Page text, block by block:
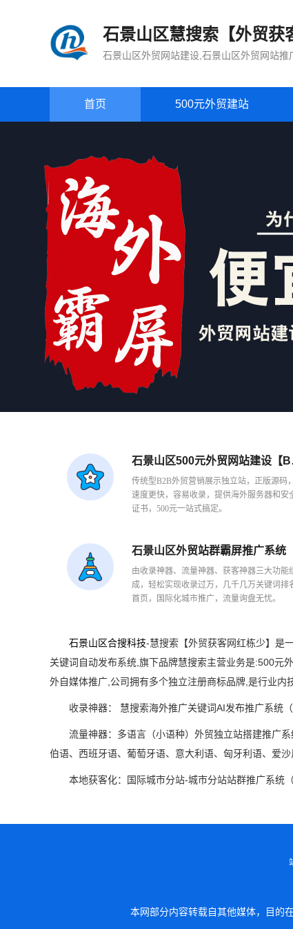
石景山区慧搜索【外贸获
石景山区外贸网站建设,石景山区外贸网站
首页 500元外贸建站
石
传统型B2B外贸营销展示独立站，正版源码，
速度更快，容易收录，提供海外服务器和安
证书，500元一站式搞定。
石景山区外贸站群霸屏推广系统
由收录神器、流量神器、获客神器三大功能
成，轻松实现收录过万，几千几万关键词排
首页，国际化城市推广，流量询盘无忧。
石景山区合搜科技-慧搜索【外贸获客网红栋少】是
关键词自动发布系统,旗下品牌慧搜索主营业务是:500元
外自媒体推广,公司拥有多个独立注册商标品牌,是行业内
收录神器： 慧搜索海外推广关键词AI发布推广系统
流量神器：多语言（小语种）外贸独立站搭建推广
伯语、西班牙语、葡萄牙语、意大利语、匈牙利语、爱
本地获客化：国际城市分站-城市分站站群推广系统
本网部分内容转载自其他媒体，目的